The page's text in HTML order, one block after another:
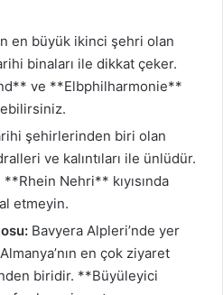
en büyük ikinci şehri olan
binaları ile dikkat çeker.
ve **Elbphilharmonie**
şehirlerinden biri olan
ve kalıntıları ile ünlüdür.
Nehri** kıyısında
etmeyin.
Bavyera Alpleri’nde yer
en çok ziyaret
biridir. **Büyüleyici